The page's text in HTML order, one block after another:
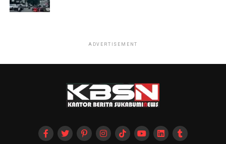
ADVERTISEMENT